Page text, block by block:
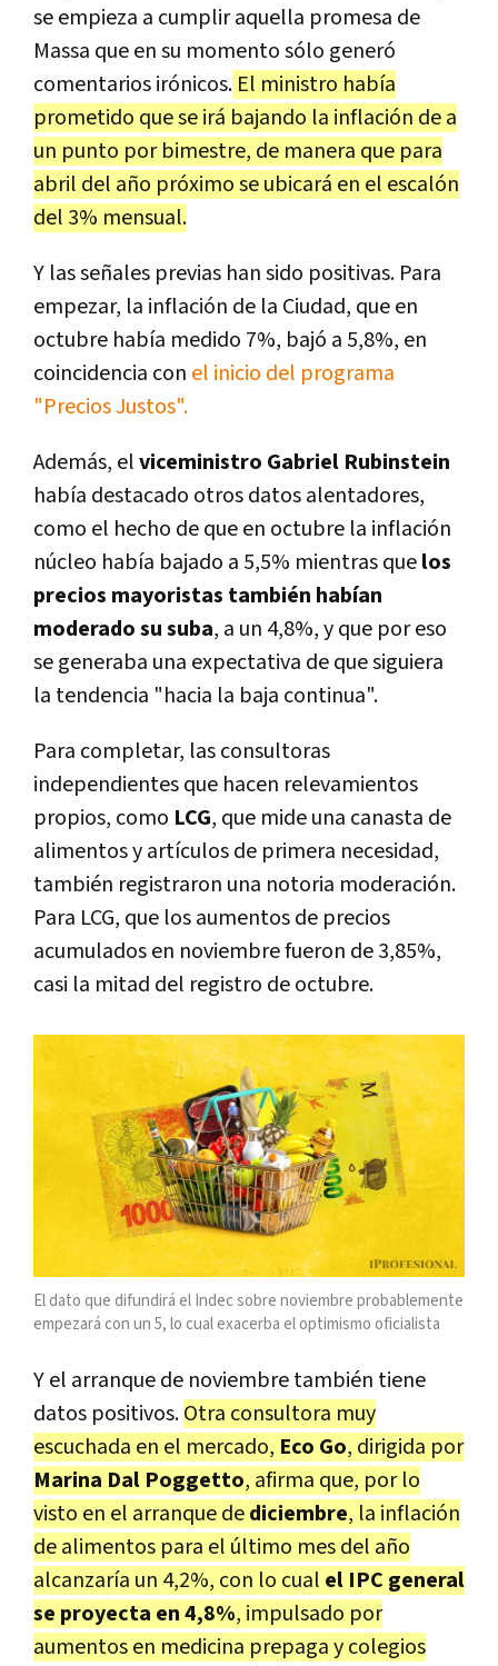
se empieza a cumplir aquella promesa de
Massa que en su momento sólo generó
comentarios irónicos. El ministro había
prometido que se irá bajando la inflación de a
un punto por bimestre, de manera que para
abril del año próximo se ubicará en el escalón
del 3% mensual.
Y las señales previas han sido positivas. Para
empezar, la inflación de la Ciudad, que en
octubre había medido 7%, bajó a 5,8%, en
coincidencia con el inicio del programa
"Precios Justos".
Además, elviceministro Gabriel Rubinstein
había destacado otros datos alentadores,
como el hecho de que en octubre la inflación
núcleo había bajado a 5,5% mientras quelos
precios mayoristas también habían
moderado su suba, a un 4,8%, y que por eso
se generaba una expectativa de que siguiera
la tendencia "hacia la baja continua".
Para completar, las consultoras
independientes que hacen relevamientos
propios, como LCG, que mide una canasta de
alimentos y artículos de primera necesidad,
también registraron una notoria moderación.
Para LCG, que los aumentos de precios
acumulados en noviembre fueron de 3,85%,
casi la mitad del registro de octubre.
El dato que difundirá el Indec sobre noviembre probablemente
empezará con un 5, lo cual exacerba el optimismo oficialista
Y el arranque de noviembre también tiene
datos positivos.Otra consultora muy
escuchada en el mercado, Eco Go, dirigida por
Marina Dal Poggetto, afirma que, por lo
visto en el arranque dediciembre, la inflación
de alimentos para el último mes del año
alcanzaría un 4,2%, con lo cual el IPC general
se proyecta en 4,8%, impulsado por
aumentos en medicina prepaga y colegios